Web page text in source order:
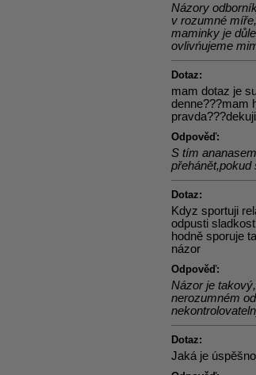
Názory
v rozumné
maminky je
ovlivńujeme
Dotaz:
mam dotaz je
denne???mam
Odpověď:
S tím
přehánět,pokud
Dotaz:
Kdyz sportuji
odpusti
hodně sporuje
názor
Odpověď:
Názor je
nerozumném
Dotaz:
Jaká je